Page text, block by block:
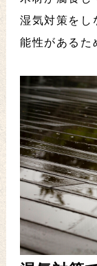
湿気対策をし
能性があるた